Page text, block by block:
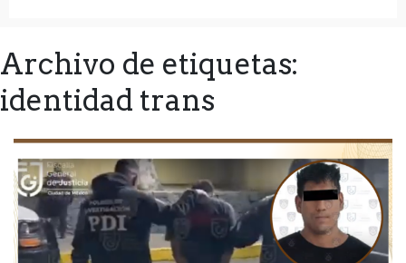
Archivo de etiquetas:
identidad trans